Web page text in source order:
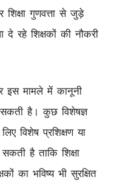
गुणवत्ता से जुड़े
दे रहे शिक्षकों की नौकरी
इस मामले में कानूनी
है। कुछ विशेषज्ञ
विशेष प्रशिक्षण या
है ताकि शिक्षा
का भविष्य भी सुरक्षित